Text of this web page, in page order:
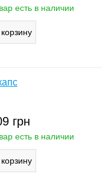
есть в наличии
грн
есть в наличии